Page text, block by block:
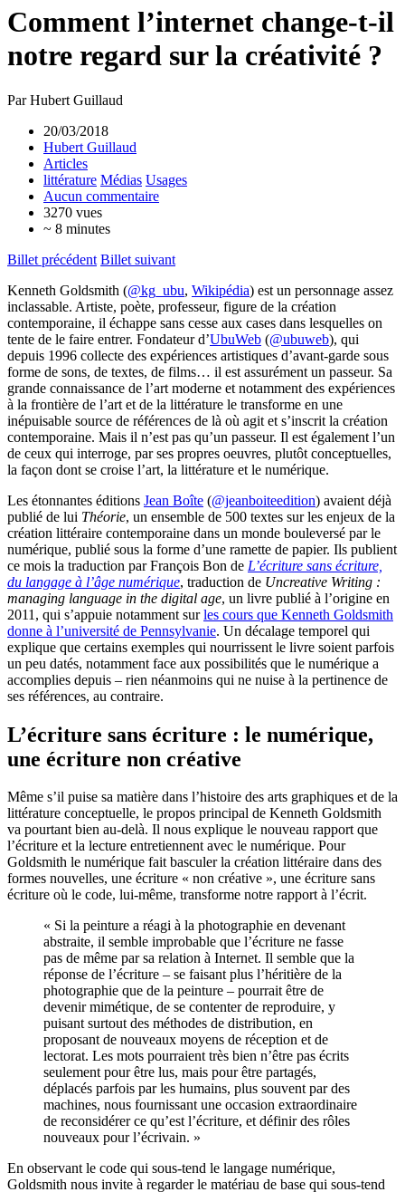
Comment l’internet change-t-il
notre regard sur la créativité ?
Par Hubert Guillaud
20/03/2018
Hubert Guillaud
Articles
littérature Médias Usages
Aucun commentaire
3270 vues
~ 8 minutes
Billet précédent Billet suivant
Kenneth Goldsmith (@kg_ubu, Wikipédia) est un personnage assez
inclassable. Artiste, poète, professeur, figure de la création
contemporaine, il échappe sans cesse aux cases dans lesquelles on
tente de le faire entrer. Fondateur d’UbuWeb (@ubuweb), qui
depuis 1996 collecte des expériences artistiques d’avant-garde sous
forme de sons, de textes, de films… il est assurément un passeur. Sa
grande connaissance de l’art moderne et notamment des expériences
à la frontière de l’art et de la littérature le transforme en une
inépuisable source de références de là où agit et s’inscrit la création
contemporaine. Mais il n’est pas qu’un passeur. Il est également l’un
de ceux qui interroge, par ses propres oeuvres, plutôt conceptuelles,
la façon dont se croise l’art, la littérature et le numérique.
Les étonnantes éditions Jean Boîte (@jeanboiteedition) avaient déjà
publié de lui Théorie, un ensemble de 500 textes sur les enjeux de la
création littéraire contemporaine dans un monde bouleversé par le
numérique, publié sous la forme d’une ramette de papier. Ils publient
ce mois la traduction par François Bon de L’écriture sans écriture,
du langage à l’âge numérique, traduction de Uncreative Writing :
managing language in the digital age, un livre publié à l’origine en
2011, qui s’appuie notamment surles cours que Kenneth Goldsmith
donne à l’université de Pennsylvanie. Un décalage temporel qui
explique que certains exemples qui nourrissent le livre soient parfois
un peu datés, notamment face aux possibilités que le numérique a
accomplies depuis – rien néanmoins qui ne nuise à la pertinence de
ses références, au contraire.
L’écriture sans écriture : le numérique,
une écriture non créative
Même s’il puise sa matière dans l’histoire des arts graphiques et de la
littérature conceptuelle, le propos principal de Kenneth Goldsmith
va pourtant bien au-delà. Il nous explique le nouveau rapport que
l’écriture et la lecture entretiennent avec le numérique. Pour
Goldsmith le numérique fait basculer la création littéraire dans des
formes nouvelles, une écriture « non créative », une écriture sans
écriture où le code, lui-même, transforme notre rapport à l’écrit.
« Si la peinture a réagi à la photographie en devenant
abstraite, il semble improbable que l’écriture ne fasse
pas de même par sa relation à Internet. Il semble que la
réponse de l’écriture – se faisant plus l’héritière de la
photographie que de la peinture – pourrait être de
devenir mimétique, de se contenter de reproduire, y
puisant surtout des méthodes de distribution, en
proposant de nouveaux moyens de réception et de
lectorat. Les mots pourraient très bien n’être pas écrits
seulement pour être lus, mais pour être partagés,
déplacés parfois par les humains, plus souvent par des
machines, nous fournissant une occasion extraordinaire
de reconsidérer ce qu’est l’écriture, et définir des rôles
nouveaux pour l’écrivain. »
En observant le code qui sous-tend le langage numérique,
Goldsmith nous invite à regarder le matériau de base qui sous-tend